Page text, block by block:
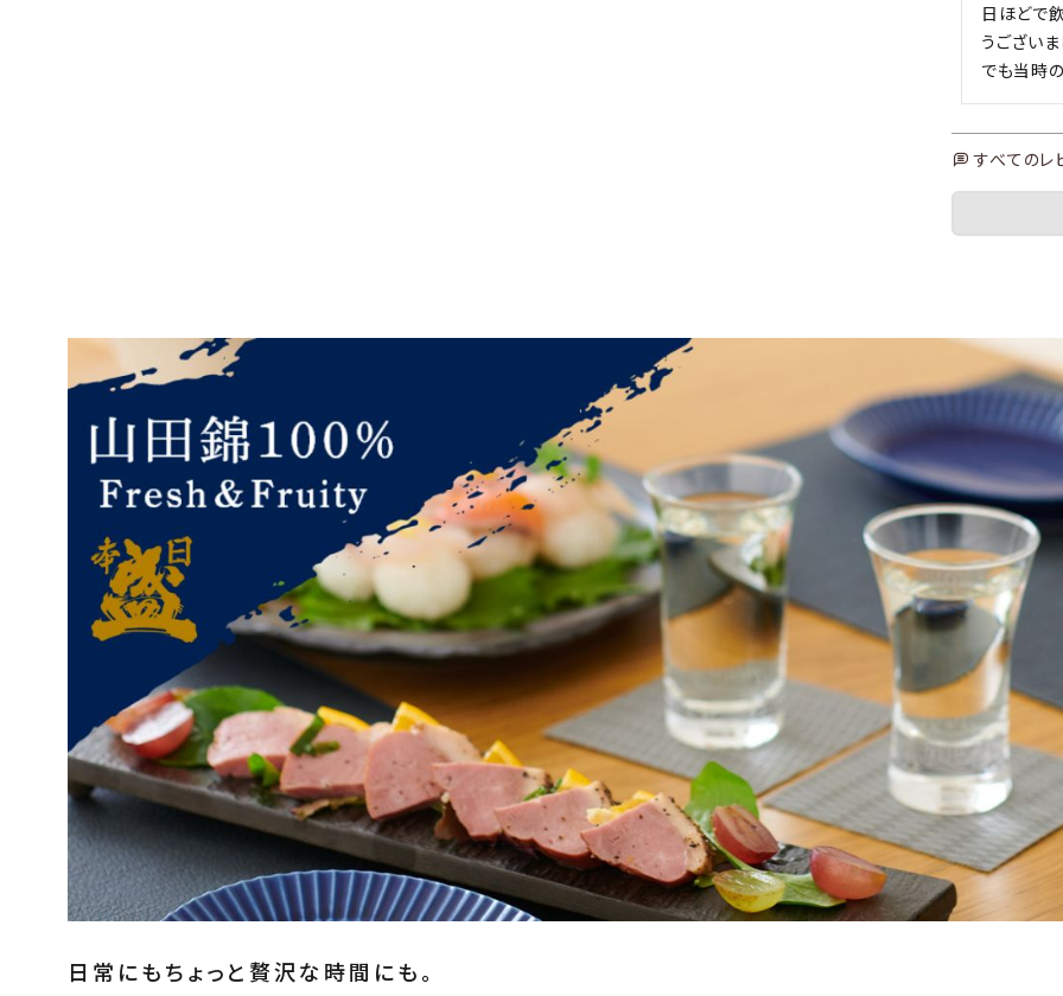
キーワードから探す
酒質 濃淡度 甘辛度
アルコール度数 精米歩合
価格から探す
日ほどで
うございま
でも当時
すべてのレ
日常にもちょっと贅沢な時間にも。